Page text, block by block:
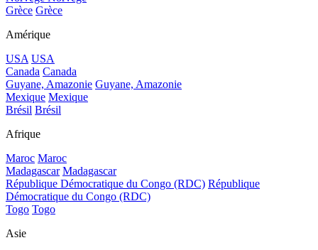
Grèce Grèce
Amérique
USA USA
Canada Canada
Guyane, Amazonie Guyane, Amazonie
Mexique Mexique
Brésil Brésil
Afrique
Maroc Maroc
Madagascar Madagascar
République Démocratique du Congo (RDC) République
Démocratique du Congo (RDC)
Togo Togo
Asie